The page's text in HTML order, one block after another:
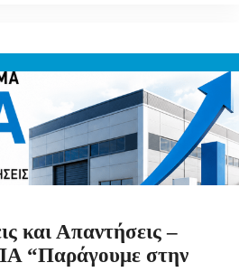
και Απαντήσεις –
“Παράγουμε στην